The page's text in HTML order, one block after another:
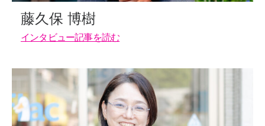
藤久保 博樹
インタビュー記事を読む